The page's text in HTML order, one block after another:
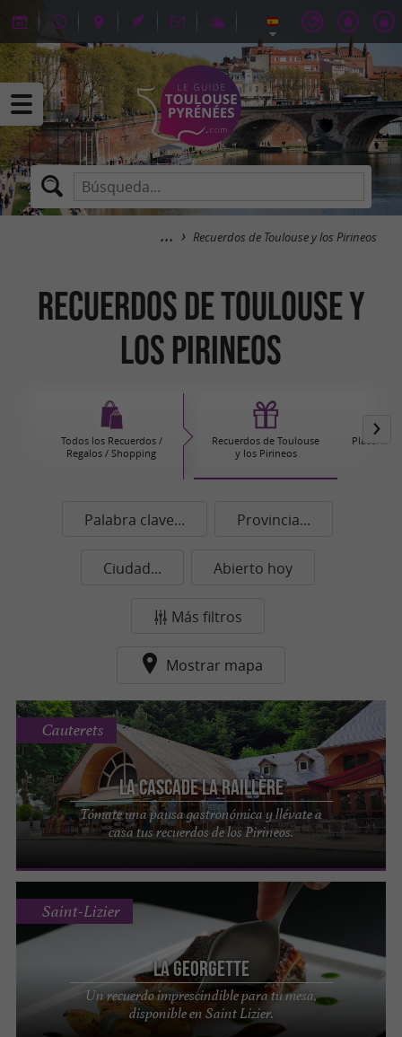
Recuerdos de Toulouse y los Pirineos
Recuerdos de Toulouse y
los Pirineos
Todos los Recuerdos /
Regalos / Shopping
Recuerdos de Toulouse
y los Pirineos
Placeres
Palabra clave... Provincia...
Ciudad... Abierto hoy
Más filtros
Mostrar mapa
La Cascade la Raillère
Tómate una pausa gastronómica y llévate a
casa tus recuerdos de los Pirineos.
Cauterets
La Georgette
Un recuerdo imprescindible para tu mesa,
disponible en Saint Lizier.
Saint-Lizier